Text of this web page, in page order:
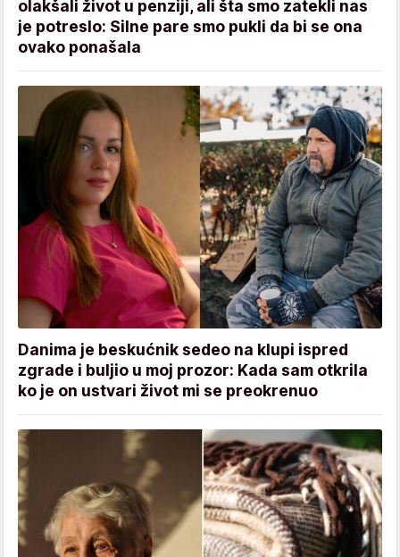
olakšali život u penziji, ali šta smo zatekli nas
je potreslo: Silne pare smo pukli da bi se ona
ovako ponašala
Danima je beskućnik sedeo na klupi ispred
zgrade i buljio u moj prozor: Kada sam otkrila
ko je on ustvari život mi se preokrenuo